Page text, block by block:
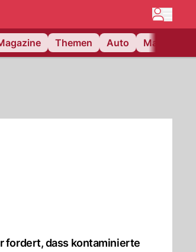
Themen Auto Matchcenter
fordert, dass kontaminierte